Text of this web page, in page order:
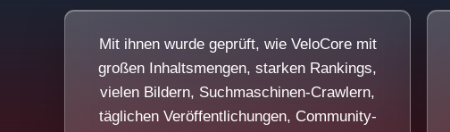
Mit ihnen wurde geprüft, wie VeloCore mit
großen Inhaltsmengen, starken Rankings,
vielen Bildern, Suchmaschinen-Crawlern,
täglichen Veröffentlichungen, Community-